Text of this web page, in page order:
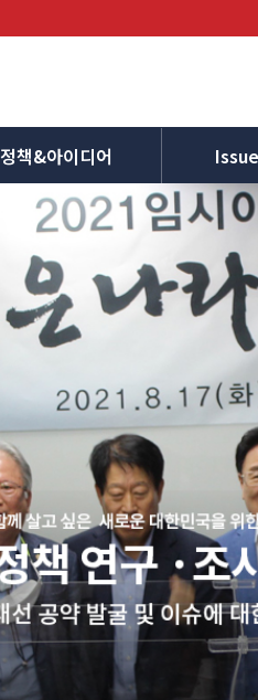
정책&아이디어